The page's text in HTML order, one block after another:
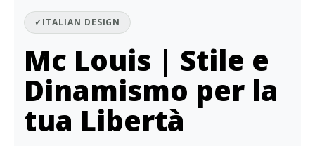
✓ITALIAN DESIGN
Mc Louis | Stile e
Dinamismo per la
tua Libertà